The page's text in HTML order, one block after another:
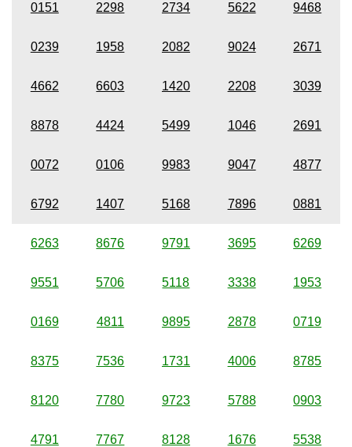
0151 2298 2734 5622 9468
0239 1958 2082 9024 2671
4662 6603 1420 2208 3039
8878 4424 5499 1046 2691
0072 0106 9983 9047 4877
6792 1407 5168 7896 0881
6263 8676 9791 3695 6269
9551 5706 5118 3338 1953
0169 4811 9895 2878 0719
8375 7536 1731 4006 8785
8120 7780 9723 5788 0903
4791 7767 8128 1676 5538